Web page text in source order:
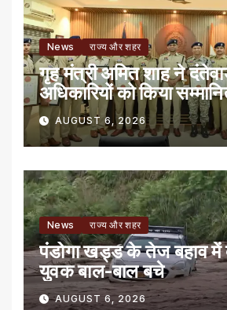
News राज्य और शहर
गृह मंत्री अमित शाह ने
अधिकारियों को किया
AUGUST 6, 2026
News राज्य और शहर
पंडोगा खड्ड के तेज बहाव में
युवक बाल-बाल बचे
AUGUST 6, 2026